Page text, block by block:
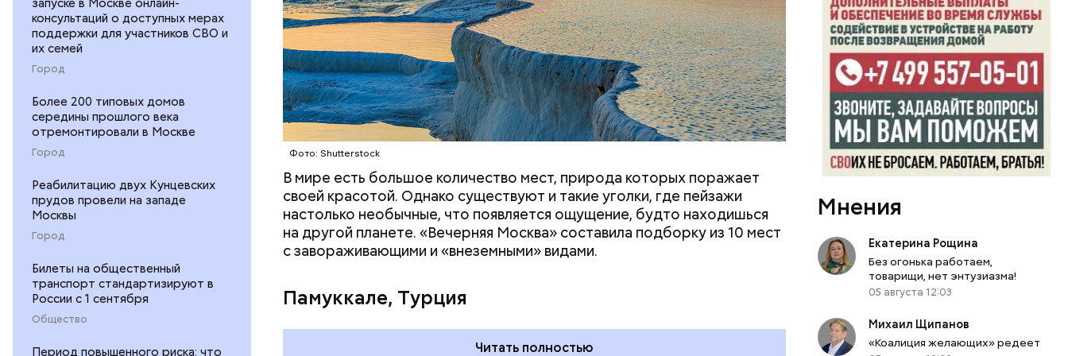
консультаций о доступных мерах
поддержки для участников СВО и
их семей
Город
Более 200 типовых домов
середины прошлого века
отремонтировали в Москве
Город
Реабилитацию двух Кунцевских
прудов провели на западе
Москвы
Город
Билеты на общественный
транспорт стандартизируют в
России с 1 сентября
Общество
Период повышенного риска: что
Фото: Shutterstock
В мире есть большое количество мест, природа которых поражает
своей красотой. Однако существуют и такие уголки, где пейзажи
настолько необычные, что появляется ощущение, будто находишься
на другой планете. «Вечерняя Москва» составила подборку из 10 мест
с завораживающими и «внеземными» видами.
Памуккале, Турция
Читать полностью
Амансио Ортега — испанский бизнесмен, который начинал с работы в
популярные бренды. Бизнесмен сейчас на пенсии, но при этом
продолжает контролировать акции своей компании. Его состояние
оценивается примерно в 148 миллиардов долларов.
Мнения
Екатерина Рощина
Без огонька работаем,
товарищи, нет энтузиазма!
05 августа 12:03
Михаил Щипанов
«Коалиция желающих» редеет